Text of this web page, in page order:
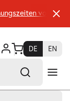
von 13.7.
DE
EN